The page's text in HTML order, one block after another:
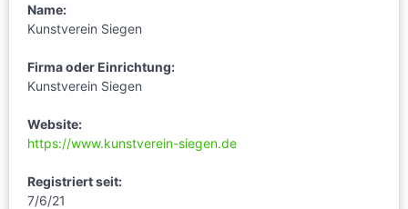
Name:
Kunstverein Siegen
Firma oder Einrichtung:
Kunstverein Siegen
Website:
https://www.kunstverein-siegen.de
Registriert seit:
7/6/21